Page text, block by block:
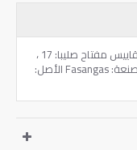
تقاطع المفتاح FG 198 / A2 مقاييس مفتاح صليبا: 17 ،
19 ، 21 ، 1/2 بوصة الشركة المصنعة: Fasangas الأصل: